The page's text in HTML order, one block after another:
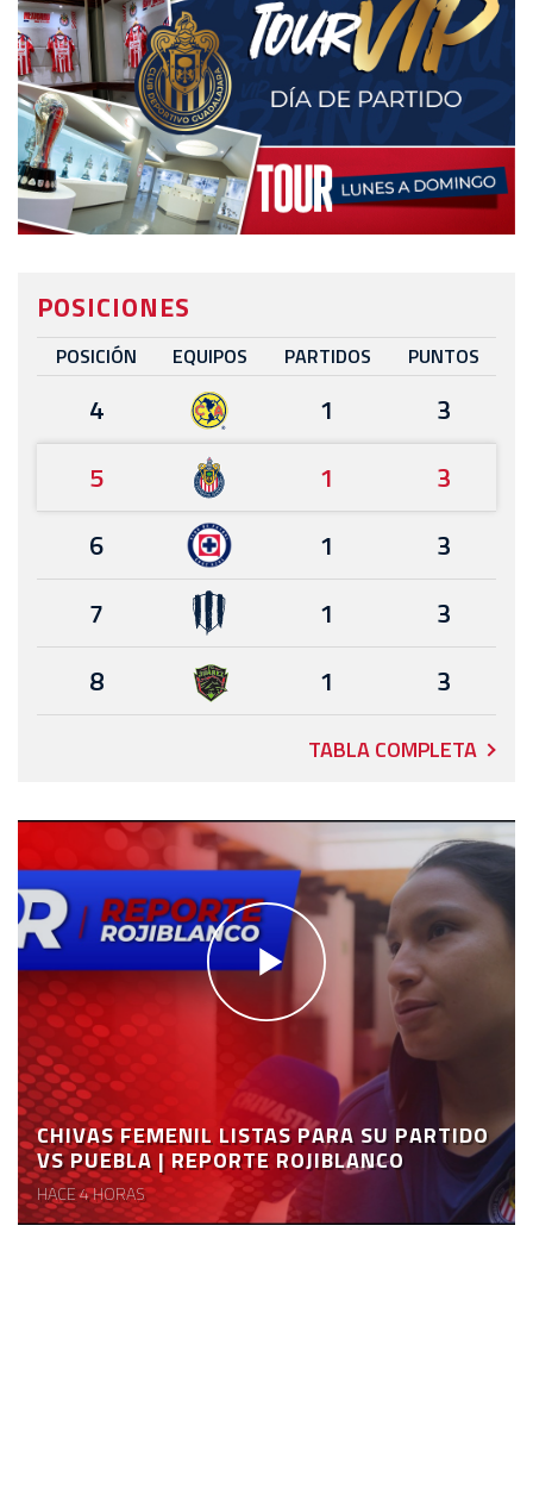
POSICIONES
POSICIÓN EQUIPOS PARTIDOS PUNTOS
4 1
3
5
1
3
6
1
3
7
1
3
8
1 3
TABLA COMPLETA
CHIVAS FEMENIL LISTAS PARA SU PARTIDO
VS PUEBLA | REPORTE ROJIBLANCO
HACE 4 HORAS